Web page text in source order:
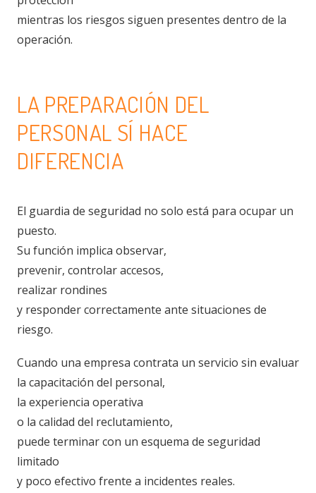
mientras los riesgos siguen presentes dentro de la
operación.
LA PREPARACIÓN DEL
PERSONAL SÍ HACE
DIFERENCIA
El guardia de seguridad no solo está para ocupar un
puesto.
Su función implica observar,
prevenir, controlar accesos,
realizar rondines
y responder correctamente ante situaciones de
riesgo.
Cuando una empresa contrata un servicio sin evaluar
la capacitación del personal,
la experiencia operativa
o la calidad del reclutamiento,
puede terminar con un esquema de seguridad
limitado
y poco efectivo frente a incidentes reales.